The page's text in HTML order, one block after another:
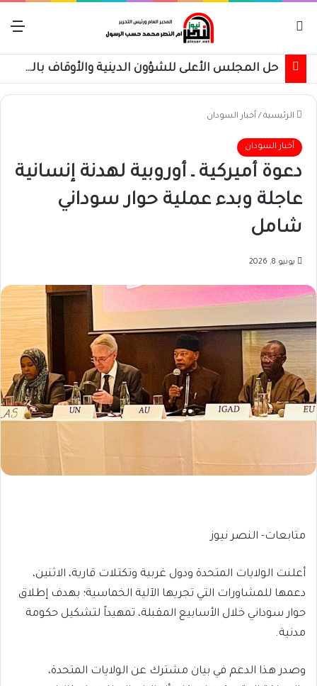
حل المجلس الأعلى للشؤون الدينية والأوقاف بالقضارف
الرئيسية / أخبار السودان
أخبار السودان
دعوة أميركية ـ أوروبية لهدنة إنسانية
عاجلة وبدء عملية حوار سوداني
شامل
يونيو 8, 2026
متابعات- النصر نيوز
أعلنت الولايات المتحدة ودول غربية وتكتلات قارية، الاثنين،
دعمها للمشاورات التي تجريها الآلية الخماسية؛ بهدف إطلاق
حوار سوداني خلال الأسابيع المقبلة، تمهيداً لتشكيل حكومة
مدنية.
وصدر هذا الدعم في بيان مشترك عن الولايات المتحدة،